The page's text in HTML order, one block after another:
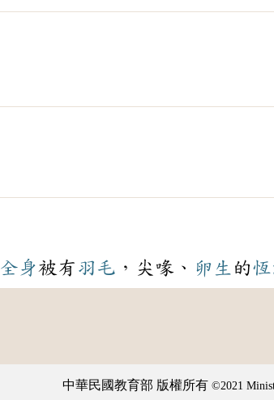
全身被有 羽毛 ，尖喙、 卵生 的
中華民國教育部 版權所有 ©2021